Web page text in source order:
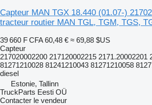
Capteur MAN TGX 18.440 (01.07-)
tracteur routier MAN TGL, TGM, TGS,
39 660 F CFA 60,48 € ≈ 69,88 $US
Capteur
217020002200 217120002215 2171.20002201
81271210028 81241210043 81271210058
diesel
Estonie, Tallinn
TruckParts Eesti OÜ
Contacter le vendeur